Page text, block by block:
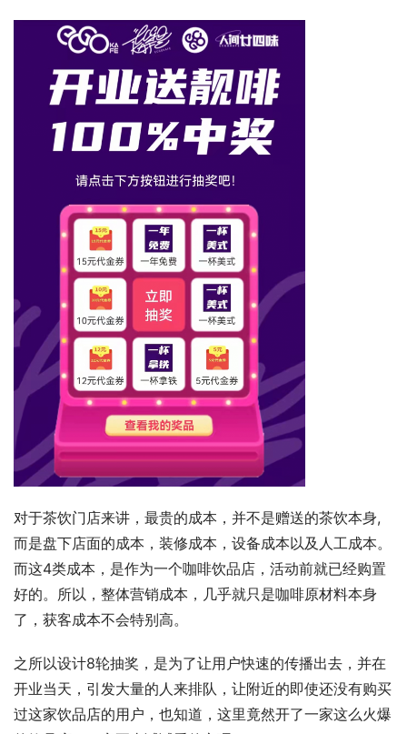
对于茶饮门店来讲，最贵的成本，并不是赠送的茶饮本身,
而是盘下店面的成本，装修成本，设备成本以及人工成本。
而这4类成本，是作为一个咖啡饮品店，活动前就已经购置
好的。所以，整体营销成本，几乎就只是咖啡原材料本身
了，获客成本不会特别高。
之所以设计8轮抽奖，是为了让用户快速的传播出去，并在
开业当天，引发大量的人来排队，让附近的即使还没有购买
过这家饮品店的用户，也知道，这里竟然开了一家这么火爆